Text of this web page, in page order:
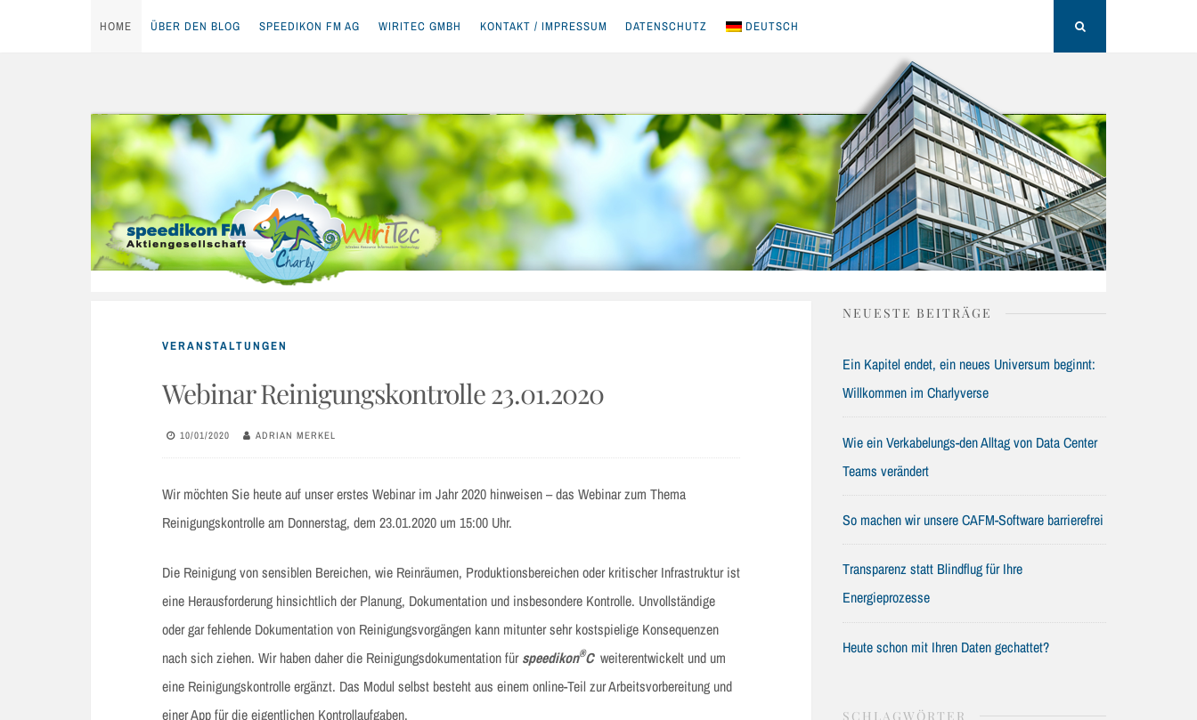
content
HOME ÜBER DEN BLOG SPEEDIKON FM AG WIRITEC GMBH KONTAKT / IMPRESSUM DATENSCHUTZ DEUTSCH
VERANSTALTUNGEN
Webinar Reinigungskontrolle 23.01.2020
10/01/2020 ADRIAN MERKEL
Wir möchten Sie heute auf unser erstes Webinar im Jahr 2020 hinweisen – das Webinar zum Thema
Reinigungskontrolle am Donnerstag, dem 23.01.2020 um 15:00 Uhr.
Die Reinigung von sensiblen Bereichen, wie Reinräumen, Produktionsbereichen oder kritischer Infrastruktur ist
eine Herausforderung hinsichtlich der Planung, Dokumentation und insbesondere Kontrolle. Unvollständige
oder gar fehlende Dokumentation von Reinigungsvorgängen kann mitunter sehr kostspielige Konsequenzen
nach sich ziehen. Wir haben daher die Reinigungsdokumentation fürspeedikon®C weiterentwickelt und um
eine Reinigungskontrolle ergänzt. Das Modul selbst besteht aus einem online-Teil zur Arbeitsvorbereitung und
einer App für die eigentlichen Kontrollaufgaben.
NEUESTE BEITRÄGE
Ein Kapitel endet, ein neues Universum beginnt:
Willkommen im Charlyverse
Wie ein Verkabelungs-den Alltag von Data Center
Teams verändert
So machen wir unsere CAFM-Software barrierefrei
Transparenz statt Blindflug für Ihre
Energieprozesse
Heute schon mit Ihren Daten gechattet?
SCHLAGWÖRTER